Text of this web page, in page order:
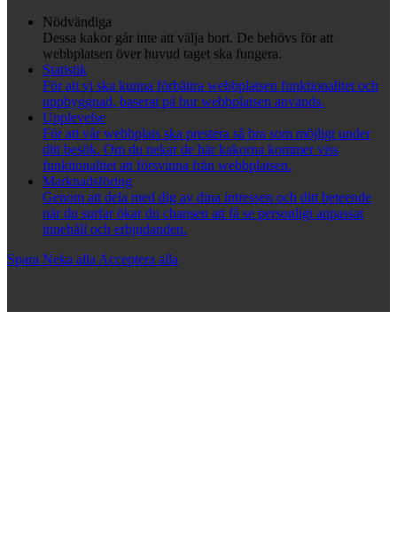
Nödvändiga
Dessa kakor går inte att välja bort. De behövs för att
webbplatsen över huvud taget ska fungera.
Statistik
För att vi ska kunna förbättra webbplatsen funktionalitet och
uppbyggnad, baserat på hur webbplatsen används.
Upplevelse
För att vår webbplats ska prestera så bra som möjligt under
ditt besök. Om du nekar de här kakorna kommer viss
funktionalitet att försvinna från webbplatsen.
Marknadsföring
Genom att dela med dig av dina intressen och ditt beteende
när du surfar ökar du chansen att få se personligt anpassat
innehåll och erbjudanden.
Spara Neka alla Acceptera alla